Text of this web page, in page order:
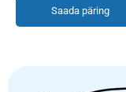
Saada päring